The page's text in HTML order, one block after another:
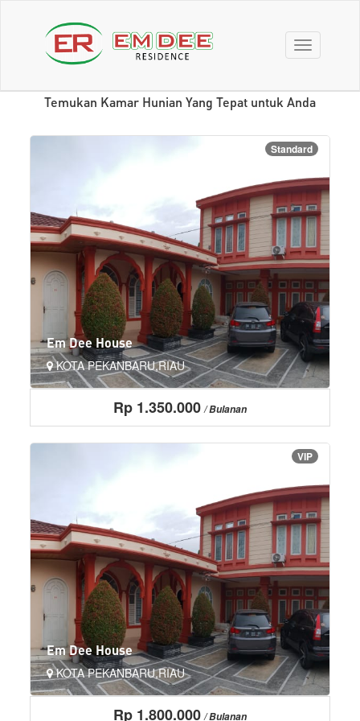
Toggle
navigation
Temukan Kamar Hunian Yang Tepat untuk Anda
Standard
Em Dee House
KOTA PEKANBARU,RIAU
Area Parkir Luas Dapur Umum More+
LIHAT
Rp 1.350.000 / Bulanan
VIP
Em Dee House
KOTA PEKANBARU,RIAU
Lemari Tempat Tidur + Kasur
Rp 1.800.000 / Bulanan